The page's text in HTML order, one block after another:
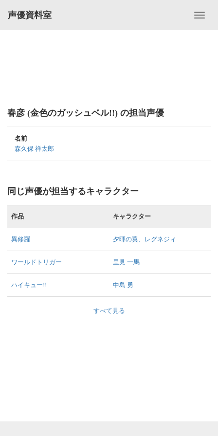
声優資料室
春彦 (金色のガッシュベル!!) の担当声優
名前
森久保 祥太郎
同じ声優が担当するキャラクター
作品 キャラクター
異修羅 夕暉の翼、レグネジィ
ワールドトリガー 里見 一馬
ハイキュー!! 中島 勇
すべて見る